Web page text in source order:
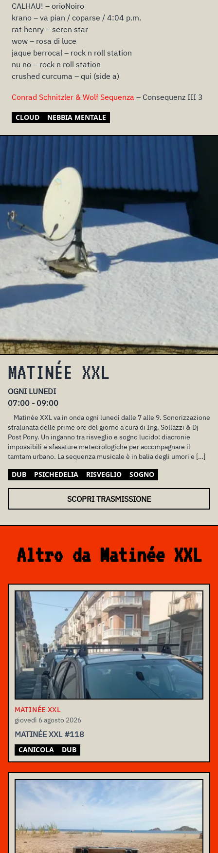
CALHAU! – orioNoiro
krano – va pian / coparse / 4:04 p.m.
rat henry – seren star
wow – rosa di luce
jaque berrocal – rock n roll station
nu no – rock n roll station
crushed curcuma – qui (side a)
Conrad Schnitzler & Wolf Sequenza – Consequenz III 3
CLOUD NEBBIA MENTALE
MATINÉE XXL
OGNI LUNEDI
07:00 - 09:00
Matinée XXL va in onda ogni lunedì dalle 7 alle 9. Sonorizzazione
stralunata delle prime ore del giorno a cura di Ing. Sollazzi & Dj
Post Pony. Un inganno tra risveglio e sogno lucido: diacronie
impossibili e sfasature meteorologiche per accompagnare il
tamtam urbano. La sequenza musicale è in balia degli umori e […]
DUB PSICHEDELIA RISVEGLIO SOGNO
SCOPRI TRASMISSIONE
Altro da Matinée XXL
MATINÉE XXL
giovedì 6 agosto 2026
MATINÉE XXL #118
CANICOLA DUB